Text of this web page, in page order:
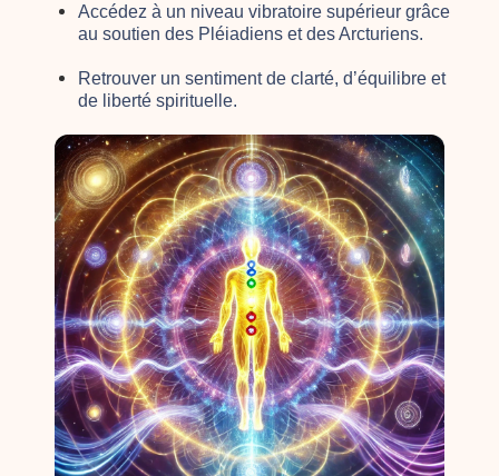
Accédez à un niveau vibratoire supérieur grâce
au soutien des Pléiadiens et des Arcturiens.
Retrouver un sentiment de clarté, d’équilibre et
de liberté spirituelle.